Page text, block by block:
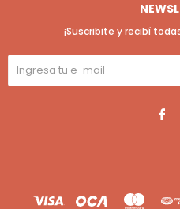
¡Suscribite y recibí
